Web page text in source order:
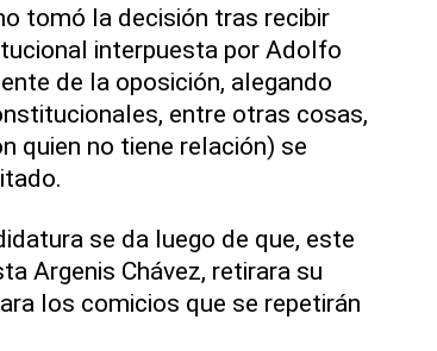
tomó la decisión tras recibir
interpuesta por Adolfo
de la oposición, alegando
entre otras cosas,
quien no tiene relación) se
se da luego de que, este
Argenis Chávez, retirara su
los comicios que se repetirán